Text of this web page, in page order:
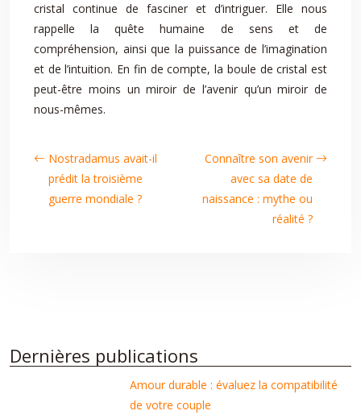
cristal continue de fasciner et d’intriguer. Elle nous
rappelle la quête humaine de sens et de
compréhension, ainsi que la puissance de l’imagination
et de l’intuition. En fin de compte, la boule de cristal est
peut-être moins un miroir de l’avenir qu’un miroir de
nous-mêmes.
Nostradamus avait-il
prédit la troisième
guerre mondiale ?
Connaître son avenir
avec sa date de
naissance : mythe ou
réalité ?
Dernières publications
Amour durable : évaluez la compatibilité
de votre couple